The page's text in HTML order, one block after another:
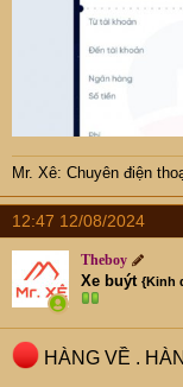
Mr. Xê: Chuyên điện
12:47 12/08/2024
Theboy
Xe buýt {Kinh
HÀNG VỀ .